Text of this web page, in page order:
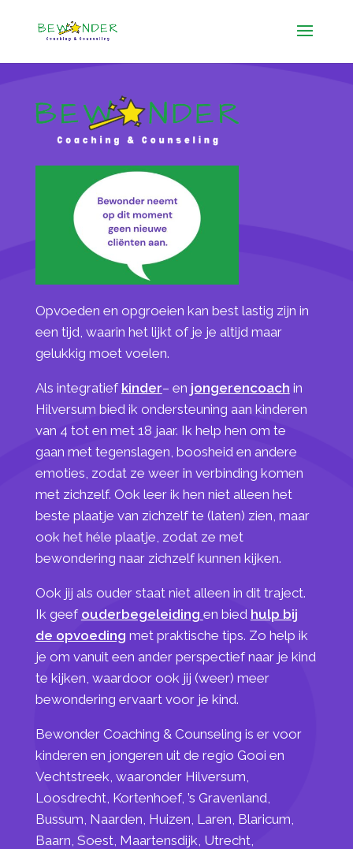
Opvoeden en opgroeien kan best lastig zijn in
een tijd, waarin het lijkt of je je altijd maar
gelukkig moet voelen.
Als integratief kinder– en jongerencoach in
Hilversum bied ik ondersteuning aan kinderen
van 4 tot en met 18 jaar. Ik help hen om te
gaan met tegenslagen, boosheid en andere
emoties, zodat ze weer in verbinding komen
met zichzelf. Ook leer ik hen niet alleen het
beste plaatje van zichzelf te (laten) zien, maar
ook het héle plaatje, zodat ze met
bewondering naar zichzelf kunnen kijken.
Ook jij als ouder staat niet alleen in dit traject.
Ik geef ouderbegeleiding en bied hulp bij
de opvoeding met praktische tips. Zo help ik
je om vanuit een ander perspectief naar je kind
te kijken, waardoor ook jij (weer) meer
bewondering ervaart voor je kind.
Bewonder Coaching & Counseling is er voor
kinderen en jongeren uit de regio Gooi en
Vechtstreek, waaronder Hilversum,
Loosdrecht, Kortenhoef, ’s Gravenland,
Bussum, Naarden, Huizen, Laren, Blaricum,
Baarn, Soest, Maartensdijk, Utrecht,